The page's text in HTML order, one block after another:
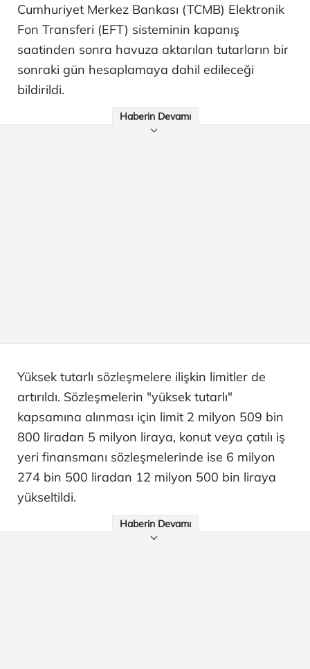
Cumhuriyet Merkez Bankası (TCMB) Elektronik
Fon Transferi (EFT) sisteminin kapanış
saatinden sonra havuza aktarılan tutarların bir
sonraki gün hesaplamaya dahil edileceği
bildirildi.
Haberin Devamı
Yüksek tutarlı sözleşmelere ilişkin limitler de
artırıldı. Sözleşmelerin "yüksek tutarlı"
kapsamına alınması için limit 2 milyon 509 bin
800 liradan 5 milyon liraya, konut veya çatılı iş
yeri finansmanı sözleşmelerinde ise 6 milyon
274 bin 500 liradan 12 milyon 500 bin liraya
yükseltildi.
Haberin Devamı